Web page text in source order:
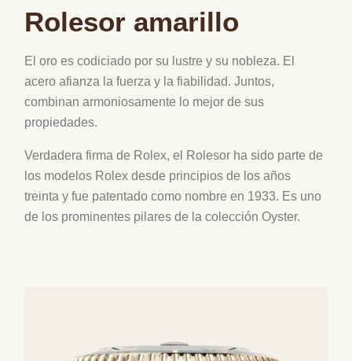
Rolesor amarillo
El oro es codiciado por su lustre y su nobleza. El
acero afianza la fuerza y la fiabilidad. Juntos,
combinan armoniosamente lo mejor de sus
propiedades.
Verdadera firma de Rolex, el Rolesor ha sido parte de
los modelos Rolex desde principios de los años
treinta y fue patentado como nombre en 1933. Es uno
de los prominentes pilares de la colección Oyster.